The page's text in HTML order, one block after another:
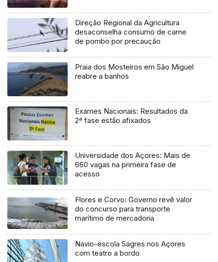
Direção Regional da Agricultura
desaconselha consumo de carne
de pombo por precaução
Praia dos Mosteiros em São Miguel
reabre a banhos
Exames Nacionais: Resultados da
2ª fase estão afixados
Universidade dos Açores: Mais de
660 vagas na primeira fase de
acesso
Flores e Corvo: Governo revê valor
do concurso para transporte
marítimo de mercadoria
Navio-escola Sagres nos Açores
com teatro a bordo